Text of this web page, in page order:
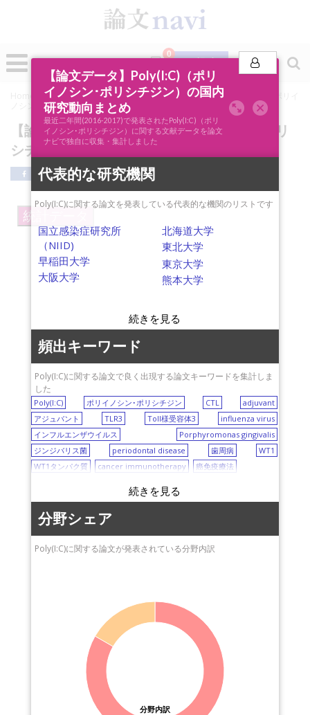
投稿
0
論文ナビSCOPE»キーワード分析»【論文データ】Poly(I:C)（ポリイ
ノシン･ポリシチジン）の国内研究動向まとめ
【論文データ】Poly(I:C)（ポリイノシン･ポリ
シチジン）の国内研究動向まとめ
統計データ
【論文データ】Poly(I:C)（ポリ
イノシン･ポリシチジン）の国内
研究動向まとめ
最近二年間(2016-2017)で発表されたPoly(I:C)（ポリ
イノシン･ポリシチジン）に関する文献データを論文
ナビで独自に収集・集計しました
代表的な研究機関
Poly(I:C)に関する論文を発表している代表的な機関のリストです
国立感染症研究所
（NIID)
早稲田大学
大阪大学
北海道大学
東北大学
東京大学
熊本大学
頻出キーワード
Poly(I:C)に関する論文で良く出現する論文キーワードを集計しま
した
Poly(I:C) ポリイノシン･ポリシチジン CTL
adjuvant
アジュバント
TLR3 Toll様受容体3
influenza virus
インフルエンザウイルス
Porphyromonas gingivalis
ジンジバリス菌
periodontal disease 歯周病
WT1
WT1タンパク質
cancer immunotherapy 癌免疫療法
分野シェア
Poly(I:C)に関する論文が発表されている分野内訳
分野内訳